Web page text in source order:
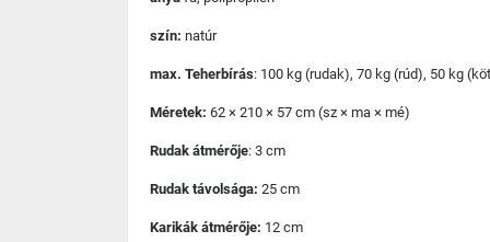
szín: natúr
max. Teherbírás: 100 kg (rudak), 70 kg (rúd), 50 kg
Méretek: 62 × 210 × 57 cm (sz × ma × mé)
Rudak átmérője: 3 cm
Rudak távolsága: 25 cm
Karikák átmérője: 12 cm